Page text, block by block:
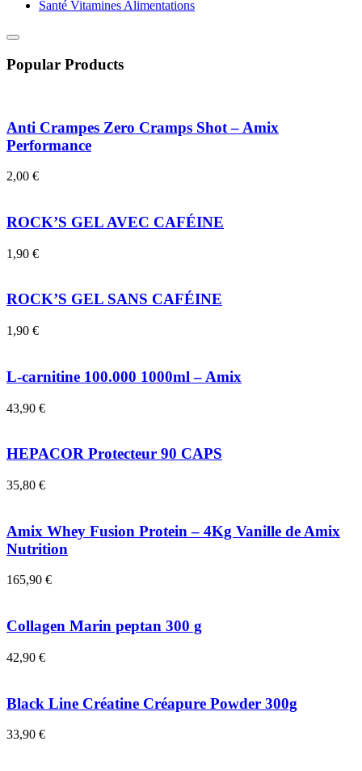
Santé Vitamines Alimentations
Popular Products
Anti Crampes Zero Cramps Shot – Amix
Performance
2,00 €
ROCK’S GEL AVEC CAFÉINE
1,90 €
ROCK’S GEL SANS CAFÉINE
1,90 €
L-carnitine 100.000 1000ml – Amix
43,90 €
HEPACOR Protecteur 90 CAPS
35,80 €
Amix Whey Fusion Protein – 4Kg Vanille de Amix
Nutrition
165,90 €
Collagen Marin peptan 300 g
42,90 €
Black Line Créatine Créapure Powder 300g
33,90 €